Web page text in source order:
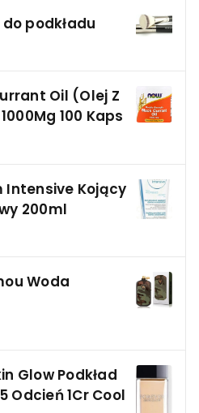
podkładu
Oil (Olej Z
100 Kaps
Intensive Kojący
200ml
Woda
Glow Podkład
Odcień 1Cr Cool